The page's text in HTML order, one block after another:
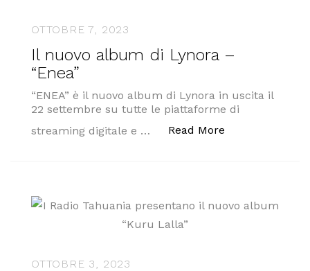
OTTOBRE 7, 2023
Il nuovo album di Lynora –
“Enea”
“ENEA” è il nuovo album di Lynora in uscita il
22 settembre su tutte le piattaforme di
streaming digitale e …
Read More
OTTOBRE 3, 2023